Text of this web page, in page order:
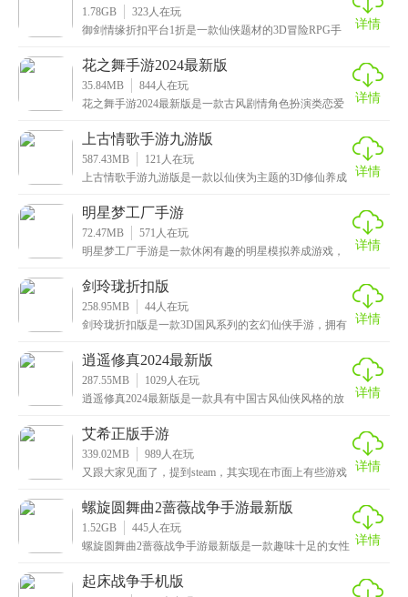
1.78GB 323 人在玩
御剑情缘折扣平台1折是一款仙侠题材的3D冒险RPG手
详情
花之舞手游2024最新版
35.84MB 844 人在玩
花之舞手游2024最新版是一款古风剧情角色扮演类恋爱
详情
上古情歌手游九游版
587.43MB 121 人在玩
上古情歌手游九游版是一款以仙侠为主题的3D修仙养成
的
详情
明星梦工厂手游
72.47MB 571 人在玩
明星梦工厂手游是一款休闲有趣的明星模拟养成游戏，
高颜
详情
剑玲珑折扣版
258.95MB 44 人在玩
剑玲珑折扣版是一款3D国风系列的玄幻仙侠手游，拥有
效
详情
逍遥修真2024最新版
287.55MB 1029 人在玩
逍遥修真2024最新版是一款具有中国古风仙侠风格的放
详情
艾希正版手游
339.02MB 989 人在玩
又跟大家见面了，提到steam，其实现在市面上有些游戏
详情
螺旋圆舞曲2蔷薇战争手游最新版
1.52GB 445 人在玩
螺旋圆舞曲2蔷薇战争手游最新版是一款趣味十足的女性 详情
起床战争手机版